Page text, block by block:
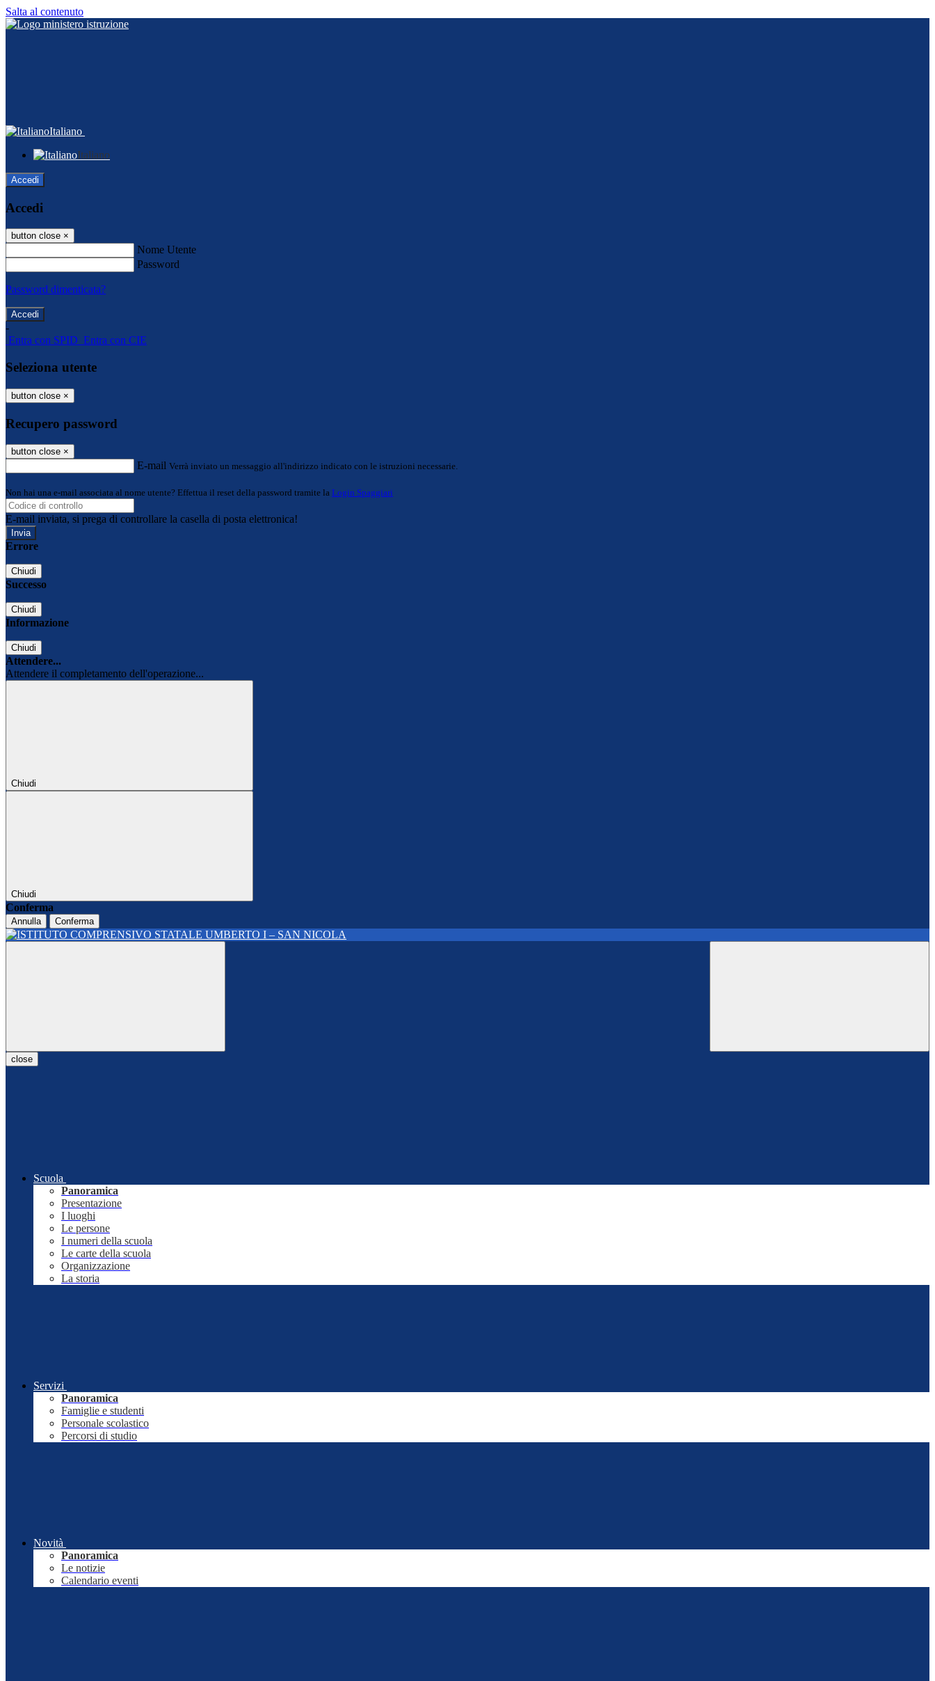
Salta al contenuto
Italiano
Italiano
Accedi
Accedi
button close ×
Nome Utente
Password
Password dimenticata?
-
Entra con SPID Entra con CIE
Seleziona utente
button close ×
Recupero password
button close ×
E-mail Verrà inviato un messaggio all'indirizzo indicato con le istruzioni necessarie.
Non hai una e-mail associata al nome utente? Effettua il reset della password tramite la Login Spaggiari
E-mail inviata, si prega di controllare la casella di posta elettronica!
Errore
Chiudi
Successo
Chiudi
Informazione
Chiudi
Attendere...
Attendere il completamento dell'operazione...
Chiudi
Chiudi
Conferma
Annulla Conferma
close
Scuola
Panoramica
Presentazione
I luoghi
Le persone
I numeri della scuola
Le carte della scuola
Organizzazione
La storia
Servizi
Panoramica
Famiglie e studenti
Personale scolastico
Percorsi di studio
Novità
Panoramica
Le notizie
Calendario eventi